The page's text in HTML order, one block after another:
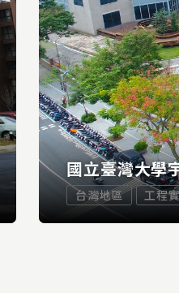
國立臺灣大學
台灣地區 工程